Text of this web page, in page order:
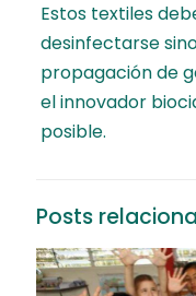
Estos textiles
desinfectarse
propagación de
el innovador
posible.
Posts